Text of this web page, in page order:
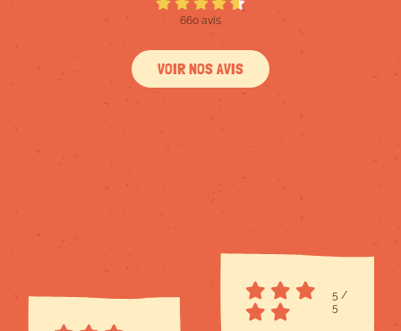
660 avis
VOIR NOS AVIS
5 /
5